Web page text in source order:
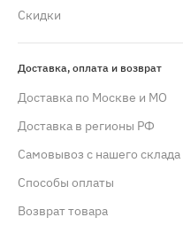
Скидки
Доставка, оплата и возврат
Доставка по Москве и МО
Доставка в регионы РФ
Самовывоз с нашего склада
Способы оплаты
Возврат товара